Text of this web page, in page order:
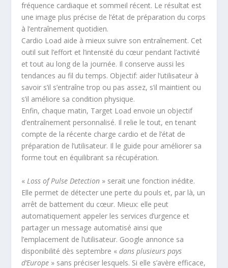
fréquence cardiaque et sommeil récent. Le résultat est
une image plus précise de l’état de préparation du corps
à l’entraînement quotidien.
Cardio Load aide à mieux suivre son entraînement. Cet
outil suit l’effort et l’intensité du cœur pendant l’activité
et tout au long de la journée. Il conserve aussi les
tendances au fil du temps. Objectif: aider l’utilisateur à
savoir s’il s’entraîne trop ou pas assez, s’il maintient ou
s’il améliore sa condition physique.
Enfin, chaque matin, Target Load envoie un objectif
d’entraînement personnalisé. Il relie le tout, en tenant
compte de la récente charge cardio et de l’état de
préparation de l’utilisateur. Il le guide pour améliorer sa
forme tout en équilibrant sa récupération.
« Loss of Pulse Detection » serait une fonction inédite.
Elle permet de détecter une perte du pouls et, par là, un
arrêt de battement du cœur. Mieux: elle peut
automatiquement appeler les services d’urgence et
partager un message automatisé ainsi que
l’emplacement de l’utilisateur. Google annonce sa
disponibilité dès septembre «dans plusieurs pays
d’Europe » sans préciser lesquels. Si elle s’avère efficace,